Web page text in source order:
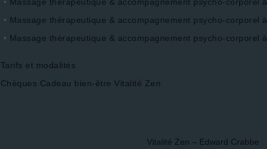
Massage thérapeutique & accompagnement psycho-corporel
Massage thérapeutique & accompagnement psycho-corporel
Tarifs et modalités
Chèques Cadeau bien-être Vitalité Zen
Vitalité Zen – Edward Crabbe